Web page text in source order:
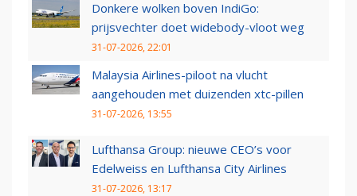
Donkere wolken boven IndiGo:
prijsvechter doet widebody-vloot weg
31-07-2026, 22:01
Malaysia Airlines-piloot na vlucht
aangehouden met duizenden xtc-pillen
31-07-2026, 13:55
Lufthansa Group: nieuwe CEO’s voor
Edelweiss en Lufthansa City Airlines
31-07-2026, 13:17